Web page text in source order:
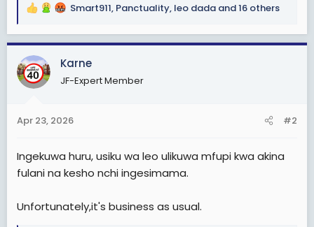
R
a
c
t
i
s
Smart911, Panctuality, leo dada and 16 others
Karne
JF-Expert Member
Apr 23, 2026 #2
Ingekuwa huru, usiku wa leo ulikuwa mfupi kwa akina
fulani na kesho nchi ingesimama.
Unfortunately,it's business as usual.